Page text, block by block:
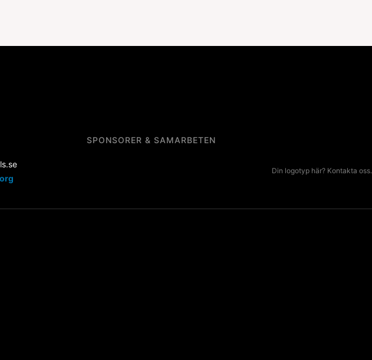
SPONSORER & SAMARBETEN
Din logotyp här? Kontakta oss.